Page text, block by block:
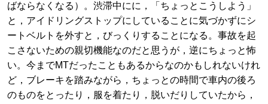
ばならなくなる）。渋滞中にに，「ちょっとこうしよう」
と，アイドリングストップにしていることに気づかずにシ
ートベルトを外すと，びっくりすることになる。事故を起
こさないための親切機能なのだと思うが，逆にちょっと怖
い。今までMTだったこともあるからなのかもしれないけれ
ど，ブレーキを踏みながら，ちょっとの時間で車内の後ろ
のものをとったり，服を着たり，脱いだりしていたから，